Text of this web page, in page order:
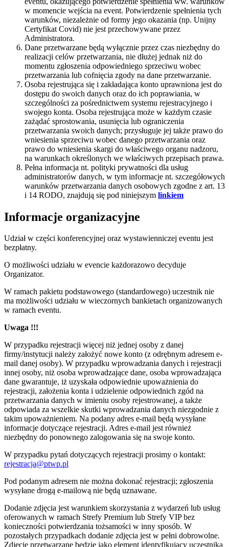
w momencie wejścia na event. Potwierdzenie spełnienia tych
warunków, niezależnie od formy jego okazania (np. Unijny
Certyfikat Covid) nie jest przechowywane przez
Administratora.
Dane przetwarzane będą wyłącznie przez czas niezbędny do
realizacji celów przetwarzania, nie dłużej jednak niż do
momentu zgłoszenia odpowiedniego sprzeciwu wobec
przetwarzania lub cofnięcia zgody na dane przetwarzanie.
Osoba rejestrująca się i zakładająca konto uprawniona jest do
dostępu do swoich danych oraz do ich poprawiania, w
szczególności za pośrednictwem systemu rejestracyjnego i
swojego konta. Osoba rejestrująca może w każdym czasie
zażądać sprostowania, usunięcia lub ograniczenia
przetwarzania swoich danych; przysługuje jej także prawo do
wniesienia sprzeciwu wobec danego przetwarzania oraz
prawo do wniesienia skargi do właściwego organu nadzoru,
na warunkach określonych we właściwych przepisach prawa.
Pełna informacja nt. polityki prywatności dla usług
administratorów danych, w tym informacje nt. szczegółowych
warunków przetwarzania danych osobowych zgodne z art. 13
i 14 RODO, znajdują się pod niniejszym linkiem
Informacje organizacyjne
Udział w części konferencyjnej oraz wystawienniczej eventu jest
bezpłatny.
O możliwości udziału w evencie każdorazowo decyduje
Organizator.
W ramach pakietu podstawowego (standardowego) uczestnik nie
ma możliwości udziału w wieczornych bankietach organizowanych
w ramach eventu.
Uwaga !!!
W przypadku rejestracji więcej niż jednej osoby z danej
firmy/instytucji należy założyć nowe konto (z odrębnym adresem e-
mail danej osoby). W przypadku wprowadzania danych i rejestracji
innej osoby, niż osoba wprowadzające dane, osoba wprowadzająca
dane gwarantuje, iż uzyskała odpowiednie upoważnienia do
rejestracji, założenia konta i udzielenie odpowiednich zgód na
przetwarzania danych w imieniu osoby rejestrowanej, a także
odpowiada za wszelkie skutki wprowadzania danych niezgodnie z
takim upoważnieniem. Na podany adres e-mail będą wysyłane
informacje dotyczące rejestracji. Adres e-mail jest również
niezbędny do ponownego zalogowania się na swoje konto.
W przypadku pytań dotyczących rejestracji prosimy o kontakt:
rejestracja@ptwp.pl
Pod podanym adresem nie można dokonać rejestracji; zgłoszenia
wysyłane drogą e-mailową nie będą uznawane.
Dodanie zdjęcia jest warunkiem skorzystania z wydarzeń lub usług
oferowanych w ramach Strefy Premium lub Strefy VIP bez
konieczności potwierdzania tożsamości w inny sposób. W
pozostałych przypadkach dodanie zdjęcia jest w pełni dobrowolne.
Zdjęcie przetwarzane będzie jako element identyfikujący uczestnika